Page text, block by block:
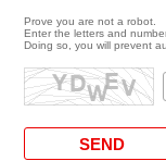
Prove you are not a robot.
Enter the letters and
Doing so, you will prevent